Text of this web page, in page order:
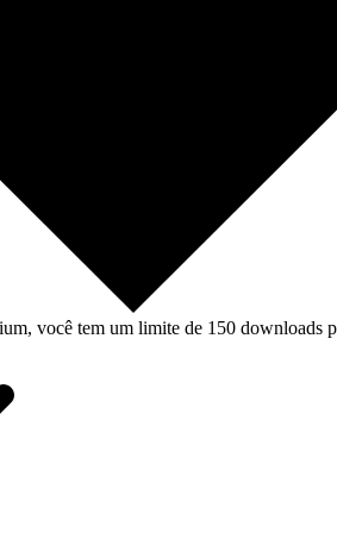
você tem um limite de 150 downloads